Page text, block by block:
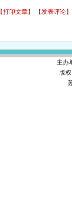
【打印文章】 【发表评论】
主办
版